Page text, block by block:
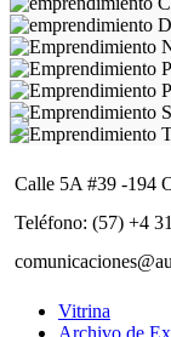
Calle 5A #39 -194
Teléfono: (57) +4
Vitrina